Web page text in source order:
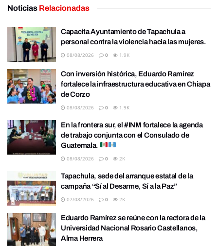
Noticias Relacionadas
Capacita Ayuntamiento de Tapachula a
personal contra la violencia hacia las mujeres.
08/08/2026 0 1.9K
Con inversión histórica, Eduardo Ramírez
fortalece la infraestructura educativa en Chiapa
de Corzo
08/08/2026 0 1.9K
En la frontera sur, el #INM fortalece la agenda
de trabajo conjunta con el Consulado de
Guatemala.
08/08/2026 0 2K
Tapachula, sede del arranque estatal de la
campaña “Sí al Desarme, Sí a la Paz”
07/08/2026 0 2K
Eduardo Ramírez se reúne con la rectora de la
Universidad Nacional Rosario Castellanos,
Alma Herrera